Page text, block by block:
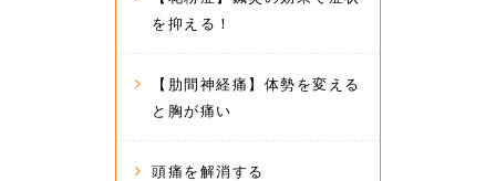
を抑える！
【肋間神経痛】体勢を変える
と胸が痛い
頭痛を解消する